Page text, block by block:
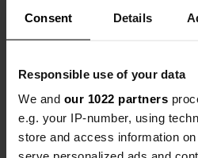
Consent Details
Responsible use of your data
We and our 1022 partners
e.g. your IP-number, using
store and access information
Emplacement
Mowbray River Road 70
4877, Douglas Shire,